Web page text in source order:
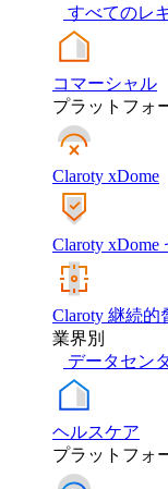
すべてのレ
コマーシャル
プラットフォ
Claroty xDome
Claroty
Claroty 継続的
業界別
データセン
ヘルスケア
プラットフォ